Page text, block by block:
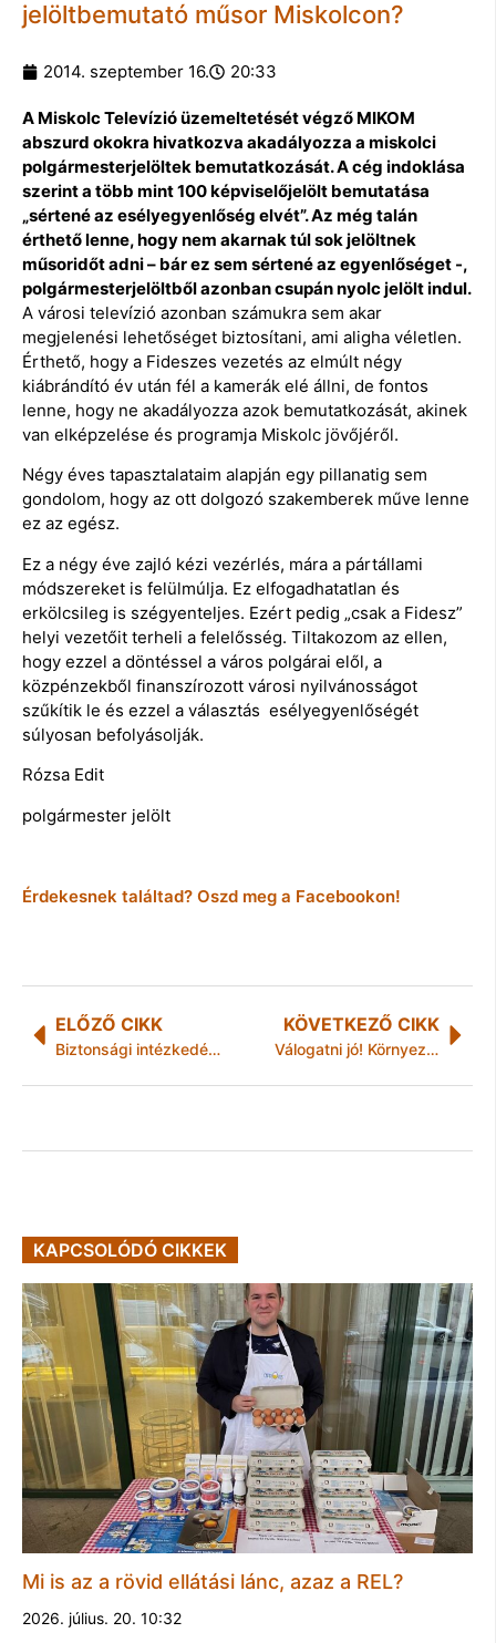
jelöltbemutató műsor Miskolcon?
2014. szeptember 16. 20:33
A Miskolc Televízió üzemeltetését végző MIKOM
abszurd okokra hivatkozva akadályozza a miskolci
polgármesterjelöltek bemutatkozását. A cég indoklása
szerint a több mint 100 képviselőjelölt bemutatása
„sértené az esélyegyenlőség elvét”. Az még talán
érthető lenne, hogy nem akarnak túl sok jelöltnek
műsoridőt adni – bár ez sem sértené az egyenlőséget -,
polgármesterjelöltből azonban csupán nyolc jelölt indul.
A városi televízió azonban számukra sem akar
megjelenési lehetőséget biztosítani, ami aligha véletlen.
Érthető, hogy a Fideszes vezetés az elmúlt négy
kiábrándító év után fél a kamerák elé állni, de fontos
lenne, hogy ne akadályozza azok bemutatkozását, akinek
van elképzelése és programja Miskolc jövőjéről.
Négy éves tapasztalataim alapján egy pillanatig sem
gondolom, hogy az ott dolgozó szakemberek műve lenne
ez az egész.
Ez a négy éve zajló kézi vezérlés, mára a pártállami
módszereket is felülmúlja. Ez elfogadhatatlan és
erkölcsileg is szégyenteljes. Ezért pedig „csak a Fidesz”
helyi vezetőit terheli a felelősség. Tiltakozom az ellen,
hogy ezzel a döntéssel a város polgárai elől, a
közpénzekből finanszírozott városi nyilvánosságot
szűkítik le és ezzel a választás esélyegyenlőségét
súlyosan befolyásolják.
Rózsa Edit
polgármester jelölt
Érdekesnek találtad? Oszd meg a Facebookon!
ELŐZŐ CIKK
Biztonsági intézkedés Ózdon
KÖVETKEZŐ CIKK
Válogatni jó! Környezetvédelmi vetélkedősorozat középiskolásoknak
KAPCSOLÓDÓ CIKKEK
Mi is az a rövid ellátási lánc, azaz a REL?
2026. július. 20. 10:32